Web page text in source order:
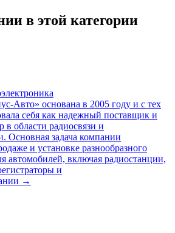
в этой категории
Авто» основана в 2005 году и с тех
себя как надежный поставщик и
в области радиосвязи и
Основная задача компании
и установке разнообразного
автомобилей, включая радиостанции,
и
→